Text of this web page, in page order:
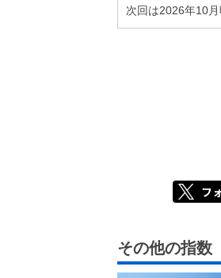
次回は2026年10月
その他の指数